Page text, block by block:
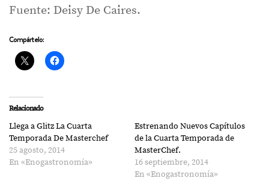
Fuente: Deisy De Caires.
Compártelo:
Relacionado
Llega a Glitz La Cuarta
Temporada De Masterchef
25 agosto, 2014
En «Enogastronomía»
Estrenando Nuevos Capítulos
de la Cuarta Temporada de
MasterChef.
16 septiembre, 2014
En «Enogastronomía»